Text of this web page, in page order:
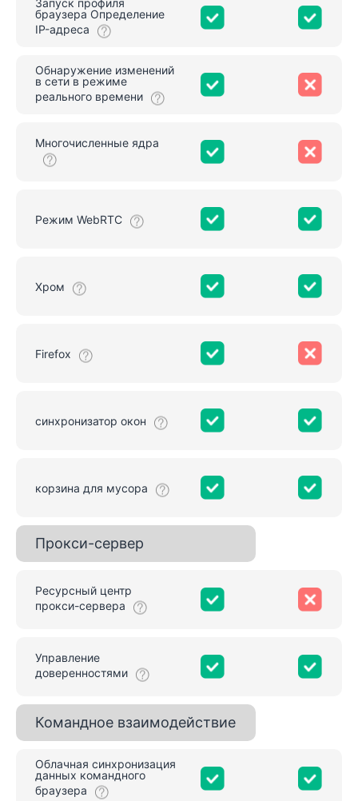
браузера Определение
IP-адреса
Обнаружение изменений
в сети в режиме
реального времени
Многочисленные ядра
Режим WebRTC
Хром
Firefox
синхронизатор окон
корзина для мусора
Прокси-сервер
Ресурсный центр
прокси-сервера
Управление
доверенностями
Командное взаимодействие
Облачная синхронизация
данных командного
браузера